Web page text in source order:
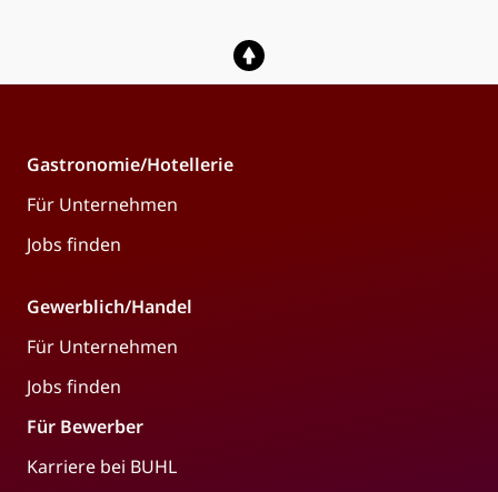
Gastronomie/Hotellerie
Für Unternehmen
Jobs finden
Gewerblich/Handel
Für Unternehmen
Jobs finden
Für Bewerber
Karriere bei BUHL